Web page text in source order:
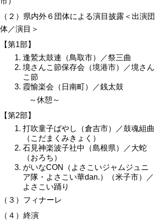
（２）県内外６団体による演目披露 ＜出演団
体／演目＞
【第1部】
逢鷲太鼓連（鳥取市）／祭三曲
境さんこ節保存会（境港市）／境さん
こ節
霞愉楽会（日南町）／銭太鼓
～休憩～
【第2部】
打吹童子ばやし（倉吉市）／鼓魂組曲
（こだまくみきょく）
石見神楽波子社中（島根県）／大蛇
（おろち）
がいなCON（よさこいジャムジュニ
ア隊・よさこい華dan.）（米子市）／
よさこい踊り
（３）フィナーレ
（４）終演